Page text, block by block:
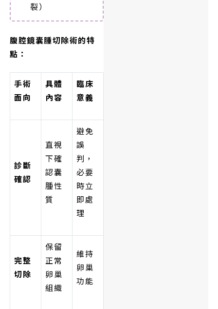
裂）
腹腔鏡囊腫切除術的特
點：
手術
面向
具體
內容
臨床
意義
診斷
確認
直視
下確
認囊
腫性
質
避免
誤
判，
必要
時立
即處
理
完整
切除
保留
正常
卵巢
組織
維持
卵巢
功能